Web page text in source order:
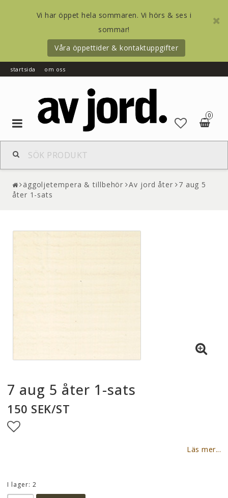
Vi har öppet hela sommaren. Vi hörs & ses i
sommar!
Våra öppettider & kontaktuppgifter
startsida om oss
0
Toggle
navigation
äggoljetempera & tillbehör Av jord åter
7 aug 5
åter 1-sats
7 aug 5 åter 1-sats
150 SEK/ST
Läs mer...
I lager: 2